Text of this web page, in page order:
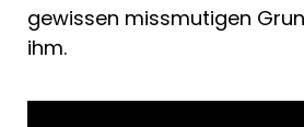
gewissen missmutigen
ihm.